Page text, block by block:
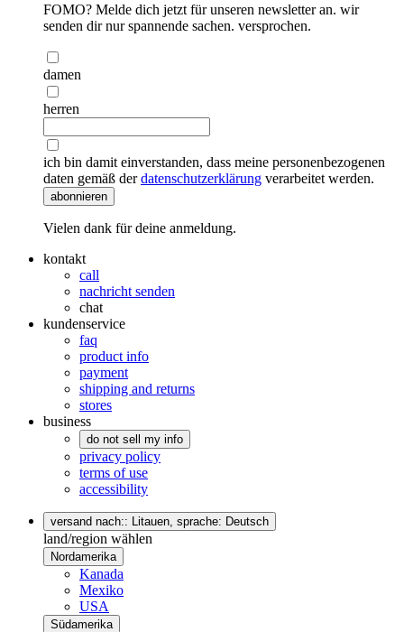
FOMO? Melde dich jetzt für unseren newsletter an. wir
senden dir nur spannende sachen. versprochen.
damen
herren
ich bin damit einverstanden, dass meine personenbezogenen
daten gemäß derdatenschutzerklärung verarbeitet werden.
abonnieren
Vielen dank für deine anmeldung.
kontakt
call
nachricht senden
chat
kundenservice
faq
product info
payment
shipping and returns
stores
business
do not sell my info
privacy policy
terms of use
accessibility
versand nach:: Litauen, sprache: Deutsch
land/region wählen
Nordamerika
Kanada
Mexiko
USA
Südamerika